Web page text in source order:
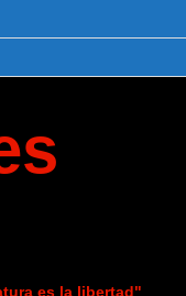
es la libertad"